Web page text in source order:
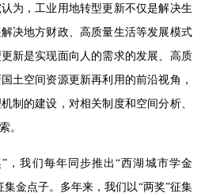
为，工业用地转型更新不仅是解决生
决地方财政、高质量生活等发展模式
新是实现面向人的需求的发展、高质
土空间资源更新再利用的前沿视角，
制的建设，对相关制度和空间分析、
。
，我们每年同步推出“西湖城市学金
金点子。多年来，我们以“两奖”征集